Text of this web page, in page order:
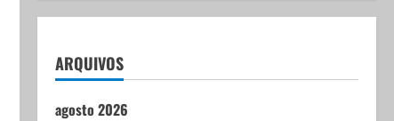
ARQUIVOS
agosto 2026